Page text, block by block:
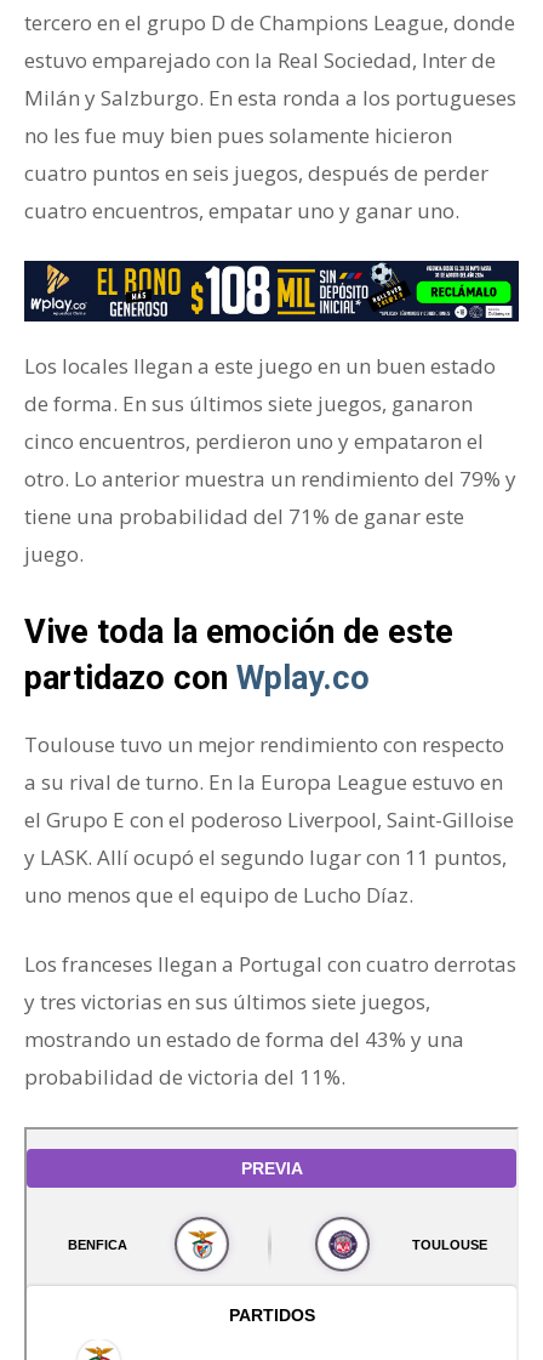
tercero en el grupo D de Champions League, donde
estuvo emparejado con la Real Sociedad, Inter de
Milán y Salzburgo. En esta ronda a los portugueses
no les fue muy bien pues solamente hicieron
cuatro puntos en seis juegos, después de perder
cuatro encuentros, empatar uno y ganar uno.
Los locales llegan a este juego en un buen estado
de forma. En sus últimos siete juegos, ganaron
cinco encuentros, perdieron uno y empataron el
otro. Lo anterior muestra un rendimiento del 79% y
tiene una probabilidad del 71% de ganar este
juego.
Vive toda la emoción de este
partidazo con Wplay.co
Toulouse tuvo un mejor rendimiento con respecto
a su rival de turno. En la Europa League estuvo en
el Grupo E con el poderoso Liverpool, Saint-Gilloise
y LASK. Allí ocupó el segundo lugar con 11 puntos,
uno menos que el equipo de Lucho Díaz.
Los franceses llegan a Portugal con cuatro derrotas
y tres victorias en sus últimos siete juegos,
mostrando un estado de forma del 43% y una
probabilidad de victoria del 11%.